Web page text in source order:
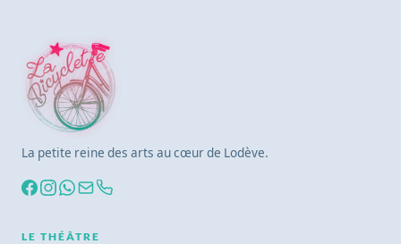
La petite reine des arts au cœur de Lodève.
LE THÉÂTRE